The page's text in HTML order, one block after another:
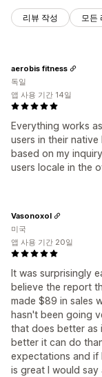
리뷰 작성 모든
Everything works
users in their
based on my
users locale in the
aerobis fitness
독일
앱 사용 기간 14일
It was surprisingly
believe the report
made $89 in sales
hasn't been going
that does better as
better it can do
expectations and
is great I would
Vasonoxol
미국
앱 사용 기간 20일